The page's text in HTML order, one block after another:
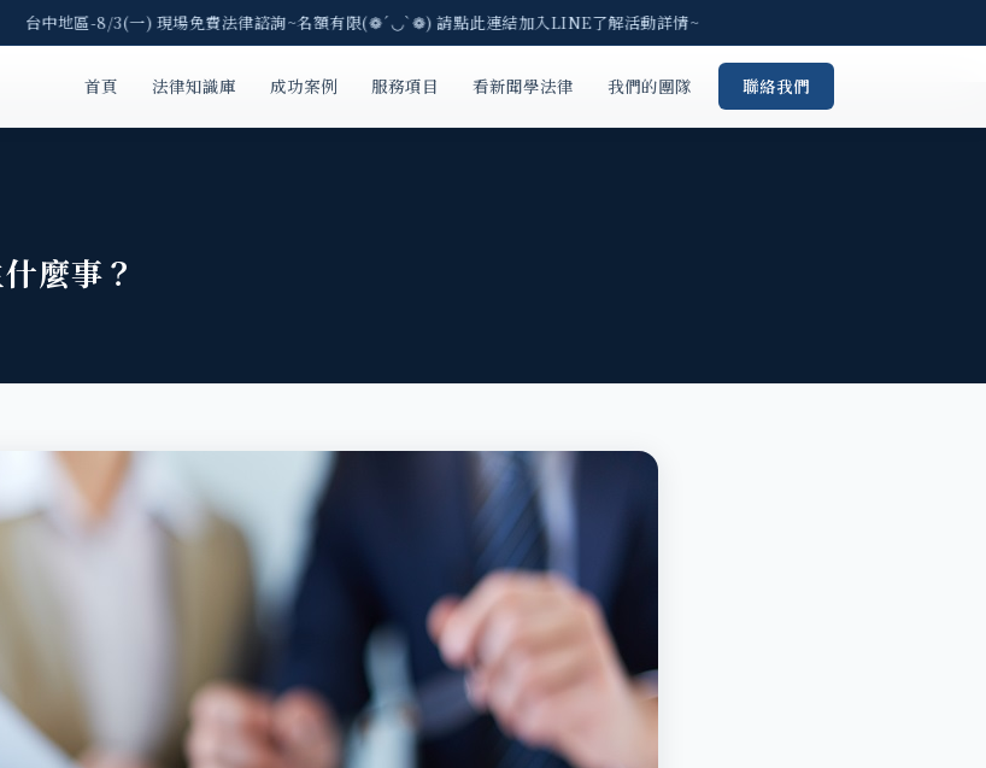
地區-8/3(一) 現場免費法律諮詢~名額有限(❁´◡`❁) 請點此連結加入LINE了解活動詳情~
首頁 法律知識庫 成功案例 服務項目 看新聞學法律 我們的團隊 聯絡我們
麼事？